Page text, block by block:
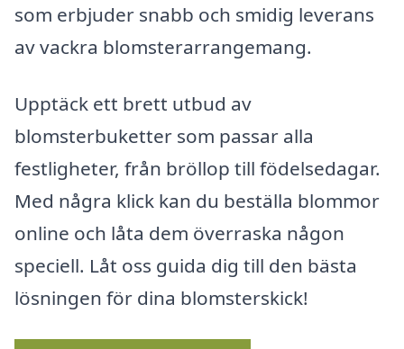
som erbjuder snabb och smidig leverans
av vackra blomsterarrangemang.
Upptäck ett brett utbud av
blomsterbuketter som passar alla
festligheter, från bröllop till födelsedagar.
Med några klick kan du beställa blommor
online och låta dem överraska någon
speciell. Låt oss guida dig till den bästa
lösningen för dina blomsterskick!